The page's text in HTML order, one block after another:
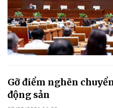
Gỡ điểm nghẽn
động sản